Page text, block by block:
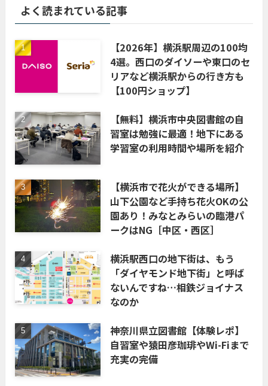
よく読まれている記事
【2026年】横浜駅周辺の100均
4選。西口のダイソーや東口のセ
リアなど横浜駅からの行き方も
【100円ショップ】
【無料】横浜市中央図書館の自
習室は勉強に最適！地下にある
学習室の利用時間や場所を紹介
【横浜市で花火ができる場所】
山下公園など手持ち花火OKの公
園あり！みなとみらいの臨港パ
ークはNG［中区・西区］
横浜駅西口の地下街は、もう
「ダイヤモンド地下街」と呼ば
ないんですね…相鉄ジョイナス
なのか
神奈川県立図書館【体験レポ】
自習室や猿田彦珈琲やWi-Fiまで
充実の完備